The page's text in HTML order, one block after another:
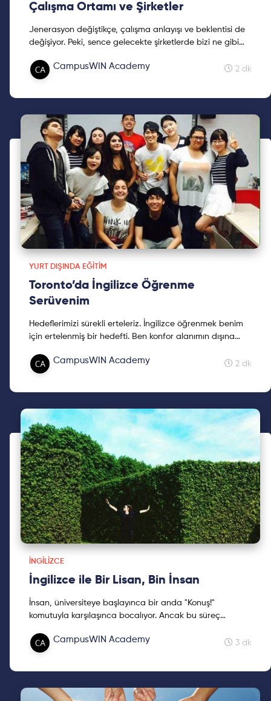
Çalışma Ortamı ve Şirketler
Jenerasyon değiştikçe, çalışma anlayışı ve beklentisi de
değişiyor. Peki, sence gelecekte şirketlerde bizi ne gibi
CampusWIN Academy 2 dk
YURT DIŞINDA EĞITIM
Toronto’da İngilizce Öğrenme
Serüvenim
Hedeflerimizi sürekli erteleriz. İngilizce öğrenmek benim
için ertelenmiş bir hedefti. Ben konfor alanımın dışına
yazıyla birlikte isteyip de başaramayacağın şey
olduğunu anlayacaksın. Keyifli okumalar
CampusWIN Academy 2 dk
İNGILIZCE
İngilizce ile Bir Lisan, Bin İnsan
İnsan, üniversiteye başlayınca bir anda "Konuş!"
komutuyla karşılaşınca bocalıyor. Ancak bu süreç
yapabilirsin!CampusWIN Academy 3 dk